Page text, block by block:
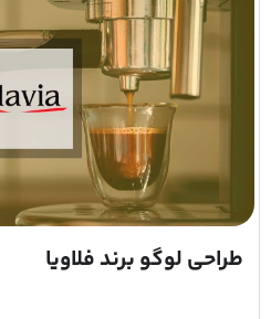
طراحی لوگو برند فلاویا